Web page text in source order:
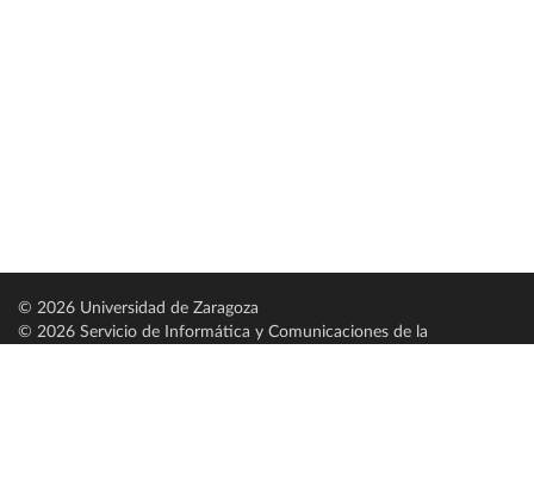
© 2026 Universidad de Zaragoza
© 2026 Servicio de Informática y Comunicaciones de la